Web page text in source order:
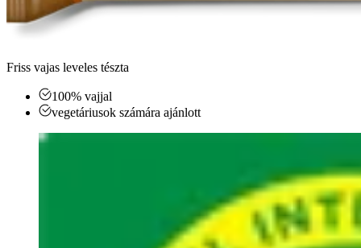
Friss vajas leveles tészta
100% vajjal
vegetáriusok számára ajánlott